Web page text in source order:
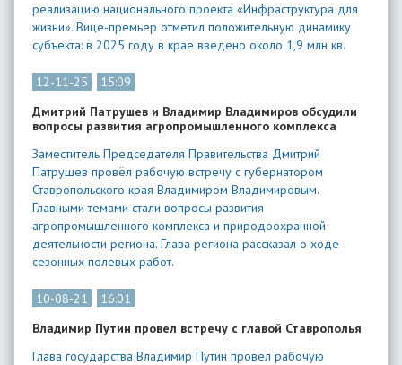
реализацию национального проекта «Инфраструктура для
жизни». Вице-премьер отметил положительную динамику
субъекта: в 2025 году в крае введено около 1,9 млн кв.
12-11-25
15:09
Дмитрий Патрушев и Владимир Владимиров обсудили
вопросы развития агропромышленного комплекса
Заместитель Председателя Правительства Дмитрий
Патрушев провёл рабочую встречу с губернатором
Ставропольского края Владимиром Владимировым.
Главными темами стали вопросы развития
агропромышленного комплекса и природоохранной
деятельности региона. Глава региона рассказал о ходе
сезонных полевых работ.
10-08-21
16:01
Владимир Путин провел встречу с главой Ставрополья
Глава государства Владимир Путин провел рабочую